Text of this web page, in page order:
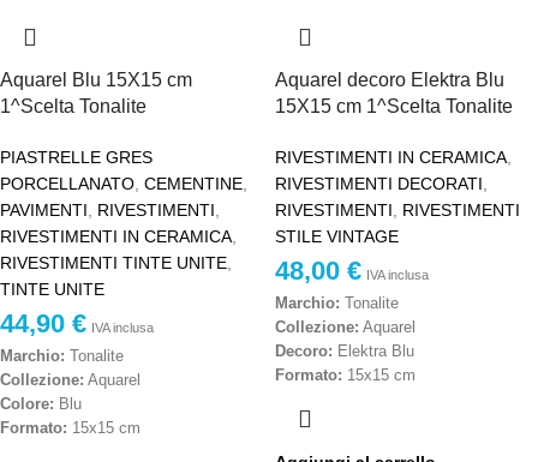
Produzione:
Prezzo al metro quadro - IVA inclusa.
Aquarel Blu 15X15 cm
1^Scelta Tonalite
PIASTRELLE GRES
PORCELLANATO CEMENTINE
PAVIMENTI
RIVESTIMENTI
RIVESTIMENTI IN CERAMICA
RIVESTIMENTI TINTE UNITE
TINTE UNITE
44,90 € IVA inclusa
Marchio: Tonalite
Collezione: Aquarel
Colore: Blu
Formato: 15x15 cm
Aquarel decoro Elektra Blu
15X15 cm 1^Scelta Tonalite
RIVESTIMENTI IN CERAMICA
RIVESTIMENTI DECORATI
RIVESTIMENTI
RIVESTIMENTI
STILE VINTAGE
48,00 € IVA inclusa
Marchio: Tonalite
Collezione: Aquarel
Decoro: Elektra Blu
Formato: 15x15 cm
Materiale: